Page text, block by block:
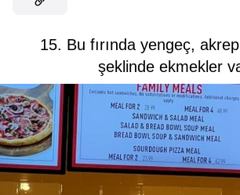
15. Bu fırında yengeç,
şeklinde ekmekler